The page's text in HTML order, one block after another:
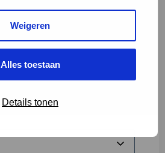
Weigeren
Alles toestaan
Details tonen